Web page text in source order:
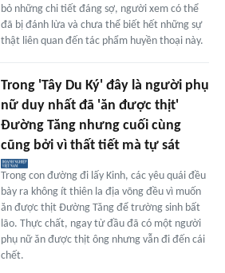
bỏ những chi tiết đáng sợ, người xem có thể
đã bị đánh lừa và chưa thể biết hết những sự
thật liên quan đến tác phẩm huyền thoại này.
Trong 'Tây Du Ký' đây là người phụ
nữ duy nhất đã 'ăn được thịt'
Đường Tăng nhưng cuối cùng
cũng bởi vì thất tiết mà tự sát
Trong con đường đi lấy Kinh, các yêu quái đều
bày ra không ít thiên la địa võng đều vì muốn
ăn được thịt Đường Tăng để trường sinh bất
lão. Thực chất, ngay từ đầu đã có một người
phụ nữ ăn được thịt ông nhưng vẫn đi đến cái
chết.